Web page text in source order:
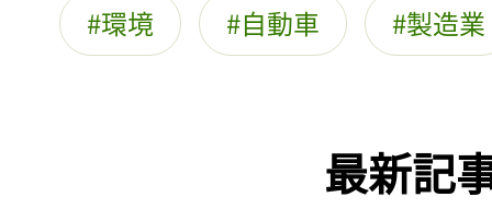
環境 自動車 製造業
最新記